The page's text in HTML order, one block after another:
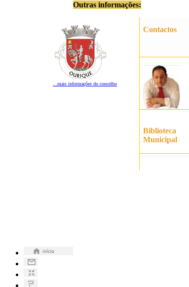
Outras informações:
...mais informações do concelho
Contactos
Biblioteca
Municipal